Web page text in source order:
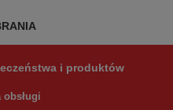
i produktów
obsługi